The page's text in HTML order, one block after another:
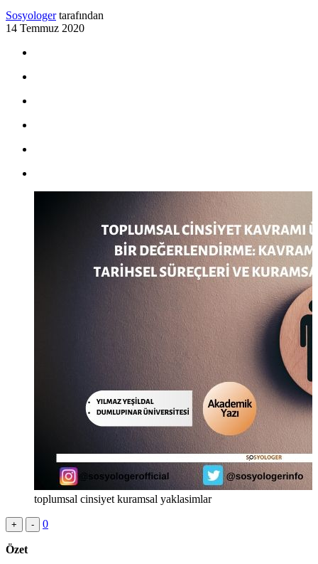
Sosyologer tarafından
14 Temmuz 2020
toplumsal cinsiyet kuramsal yaklasimlar
+ - 0
Özet